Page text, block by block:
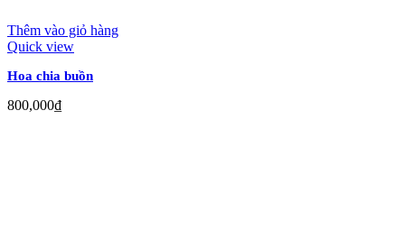
Thêm vào giỏ hàng
Quick view
Hoa chia buồn
800,000₫